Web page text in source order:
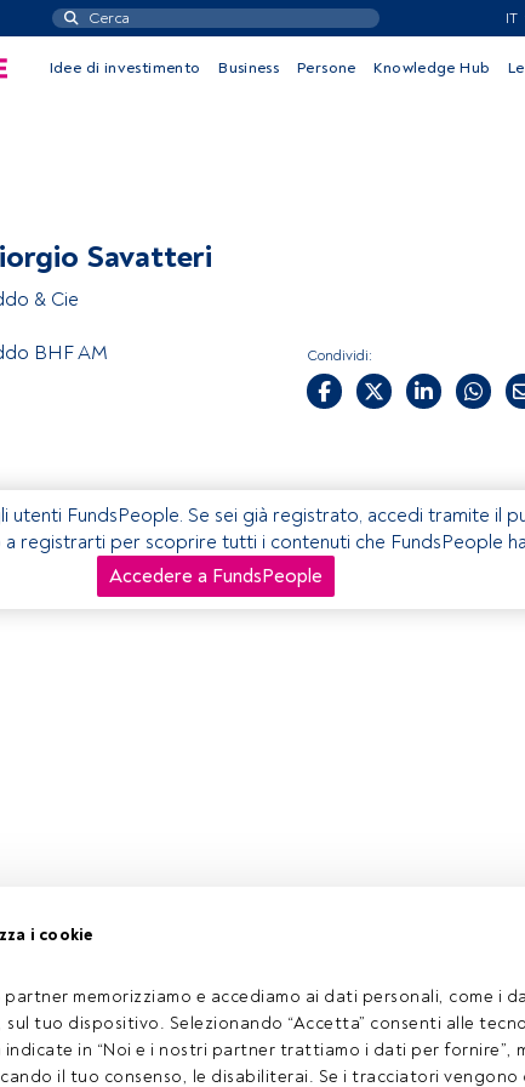
i cookie
partner memorizziamo e accediamo ai dati personali, come i
tuo dispositivo. Selezionando “Accetta” consenti alle
in “Noi e i nostri partner trattiamo i dati per fornire”,
il tuo consenso, le disabiliterai. Se i tracciatori
IT
Idee di investimento Business Persone Knowledge Hub
Savatteri
& Cie
BHF AM Condividi:
FundsPeople. Se sei già registrato, accedi tramite il
a registrarti per scoprire tutti i contenuti che FundsPeople
Accedere a FundsPeople